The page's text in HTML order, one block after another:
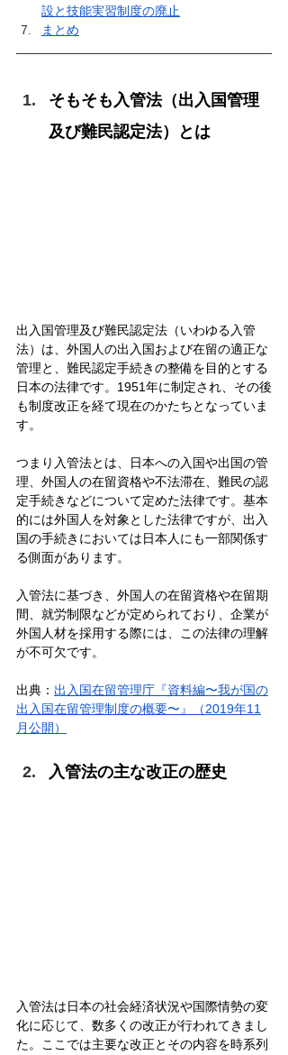
設と技能実習制度の廃止
まとめ
そもそも入管法（出入国管理
及び難民認定法）とは
出入国管理及び難民認定法（いわゆる入管
法）は、外国人の出入国および在留の適正な
管理と、難民認定手続きの整備を目的とする
日本の法律です。1951年に制定され、その後
も制度改正を経て現在のかたちとなっていま
す。
つまり入管法とは、日本への入国や出国の管
理、外国人の在留資格や不法滞在、難民の認
定手続きなどについて定めた法律です。基本
的には外国人を対象とした法律ですが、出入
国の手続きにおいては日本人にも一部関係す
る側面があります。
入管法に基づき、外国人の在留資格や在留期
間、就労制限などが定められており、企業が
外国人材を採用する際には、この法律の理解
が不可欠です。
出典： 出入国在留管理庁『資料編〜我が国の
出入国在留管理制度の概要〜』（2019年11
月公開）
入管法の主な改正の歴史
入管法は日本の社会経済状況や国際情勢の変
化に応じて、数多くの改正が行われてきまし
た。ここでは主要な改正とその内容を時系列